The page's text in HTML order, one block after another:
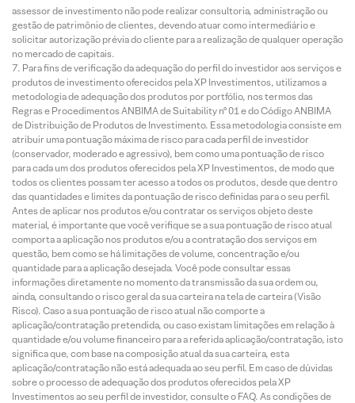
assessor de investimento não pode realizar consultoria, administração ou
gestão de patrimônio de clientes, devendo atuar como intermediário e
solicitar autorização prévia do cliente para a realização de qualquer operação
no mercado de capitais.
Para fins de verificação da adequação do perfil do investidor aos serviços e
produtos de investimento oferecidos pela XP Investimentos, utilizamos a
metodologia de adequação dos produtos por portfólio, nos termos das
Regras e Procedimentos ANBIMA de Suitability nº 01 e do Código ANBIMA
de Distribuição de Produtos de Investimento. Essa metodologia consiste em
atribuir uma pontuação máxima de risco para cada perfil de investidor
(conservador, moderado e agressivo), bem como uma pontuação de risco
para cada um dos produtos oferecidos pela XP Investimentos, de modo que
todos os clientes possam ter acesso a todos os produtos, desde que dentro
das quantidades e limites da pontuação de risco definidas para o seu perfil.
Antes de aplicar nos produtos e/ou contratar os serviços objeto deste
material, é importante que você verifique se a sua pontuação de risco atual
comporta a aplicação nos produtos e/ou a contratação dos serviços em
questão, bem como se há limitações de volume, concentração e/ou
quantidade para a aplicação desejada. Você pode consultar essas
informações diretamente no momento da transmissão da sua ordem ou,
ainda, consultando o risco geral da sua carteira na tela de carteira (Visão
Risco). Caso a sua pontuação de risco atual não comporte a
aplicação/contratação pretendida, ou caso existam limitações em relação à
quantidade e/ou volume financeiro para a referida aplicação/contratação, isto
significa que, com base na composição atual da sua carteira, esta
aplicação/contratação não está adequada ao seu perfil. Em caso de dúvidas
sobre o processo de adequação dos produtos oferecidos pela XP
Investimentos ao seu perfil de investidor, consulte o FAQ. As condições de